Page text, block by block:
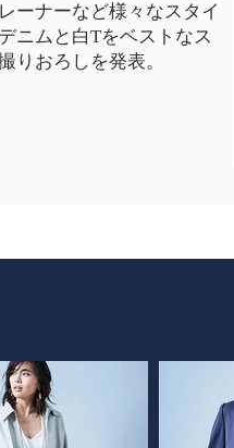
ーナーなど様々なスタイ
ニムと白Tをベストなス
りおろしを発表。